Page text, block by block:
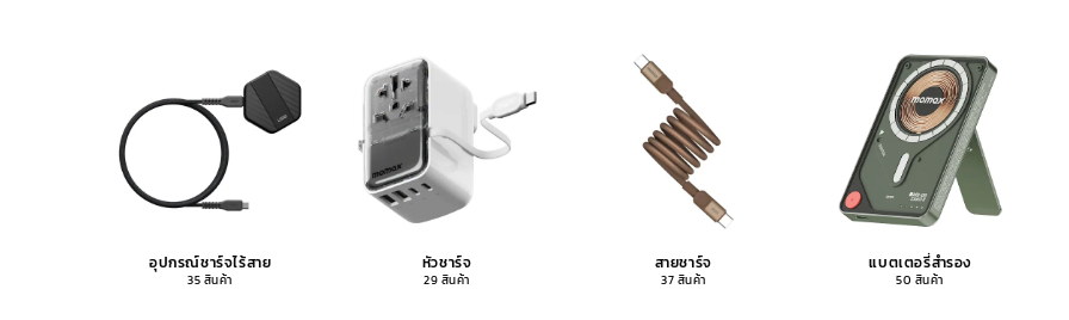
อุปกรณ์ชาร์จไร้สาย
35 สินค้า
หัวชาร์จ
29 สินค้า
สายชาร์จ
37 สินค้า
แบตเตอรี่สำรอง
50 สินค้า